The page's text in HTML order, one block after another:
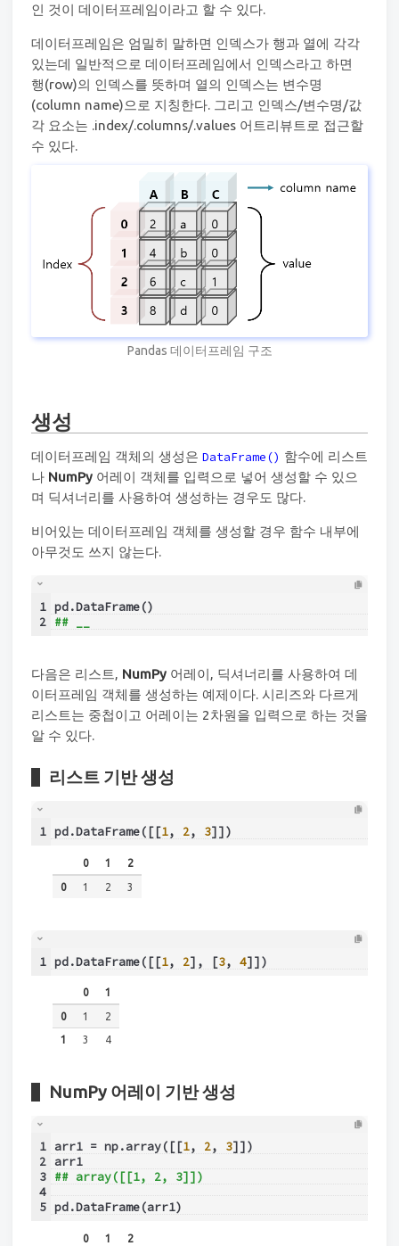
인 것이 데이터프레임이라고 할 수 있다.
데이터프레임은 엄밀히 말하면 인덱스가 행과 열에 각각
있는데 일반적으로 데이터프레임에서 인덱스라고 하면
행(row)의 인덱스를 뜻하며 열의 인덱스는 변수명
(column name)으로 지칭한다. 그리고 인덱스/변수명/값
각 요소는 .index/.columns/.values 어트리뷰트로 접근할
수 있다.
Pandas 데이터프레임 구조
생성
데이터프레임 객체의 생성은 DataFrame() 함수에 리스트
나 NumPy 어레이 객체를 입력으로 넣어 생성할 수 있으
며 딕셔너리를 사용하여 생성하는 경우도 많다.
비어있는 데이터프레임 객체를 생성할 경우 함수 내부에
아무것도 쓰지 않는다.
1
2
pd.DataFrame()
## __
다음은 리스트, NumPy 어레이, 딕셔너리를 사용하여 데
이터프레임 객체를 생성하는 예제이다. 시리즈와 다르게
리스트는 중첩이고 어레이는 2차원을 입력으로 하는 것을
알 수 있다.
리스트 기반 생성
1 pd.DataFrame([[1, 2, 3]])
0 1 2
0 1 2 3
1 pd.DataFrame([[1, 2], [3, 4]])
0 1
0 1
2
1
3 4
NumPy 어레이 기반 생성
1
2
3
4
5
arr1 = np.array([[1, 2, 3]])
arr1
## array([[1, 2, 3]])
pd.DataFrame(arr1)
0 1 2